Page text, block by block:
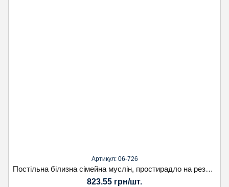
Артикул: 06-726
Постільна білизна сімейна муслін, простирадло на резинці. Наволочки 50х70. Koloco
823.55 грн/шт.